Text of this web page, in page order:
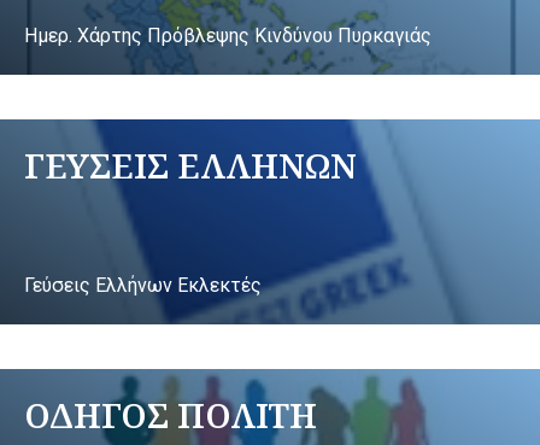
Ημερ. Χάρτης Πρόβλεψης Κινδύνου Πυρκαγιάς
ΓΕΥΣΕΙΣ ΕΛΛΗΝΩΝ
Γεύσεις Ελλήνων Εκλεκτές
ΟΔΗΓΟΣ ΠΟΛΙΤΗ